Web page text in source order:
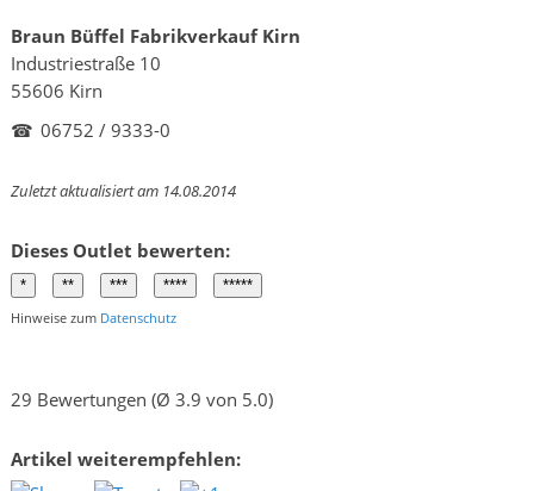
Braun Büffel Fabrikverkauf Kirn
Industriestraße 10
55606 Kirn
☎ 06752 / 9333-0
Zuletzt aktualisiert am 14.08.2014
Dieses Outlet bewerten:
Hinweise zum Datenschutz
29 Bewertungen (Ø 3.9 von 5.0)
Artikel weiterempfehlen: